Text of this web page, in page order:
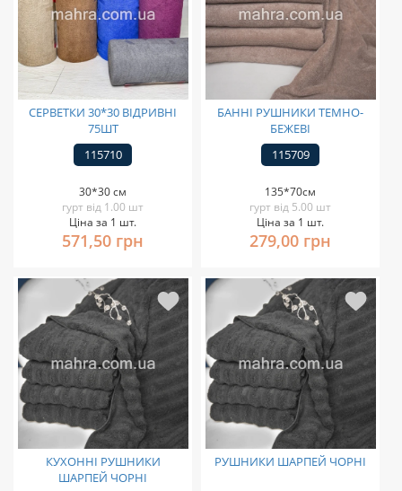
СЕРВЕТКИ 30*30 ВІДРИВНІ
75ШТ
115710
30*30 см
гурт від 1.00 шт
Ціна за 1 шт.
571,50 грн
БАННІ РУШНИКИ ТЕМНО-
БЕЖЕВІ
115709
135*70см
гурт від 5.00 шт
Ціна за 1 шт.
279,00 грн
КУХОННІ РУШНИКИ
ШАРПЕЙ ЧОРНІ
РУШНИКИ ШАРПЕЙ ЧОРНІ